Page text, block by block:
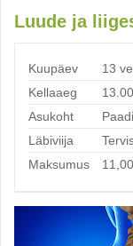
Luude ja
Kuupäev
13
Kellaaeg
Asukoht
Läbiviija
Maksumus
11,00